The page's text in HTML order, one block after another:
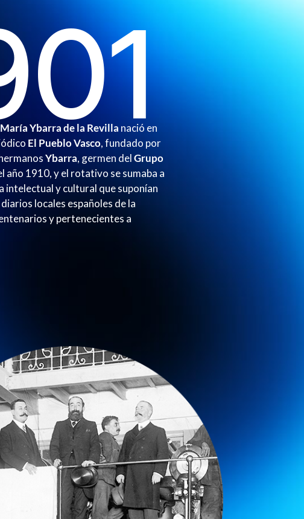
Ybarra de la Revilla nació en
El Pueblo Vasco, fundado por
Ybarra, germen delGrupo
año 1910, y el rotativo se sumaba a
intelectual y cultural que suponían
locales españoles de la
y pertenecientes a